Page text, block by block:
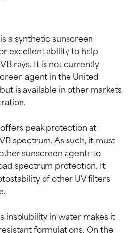
a synthetic sunscreen
excellent ability to help
rays. It is not currently
agent in the United
is available in other markets
peak protection at
spectrum. As such, it must
sunscreen agents to
spectrum protection. It
of other UV filters
insolubility in water makes it
formulations. On the